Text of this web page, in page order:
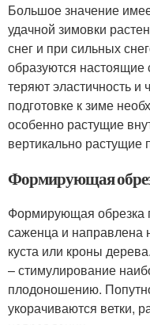
Большое значение
удачной зимовки
снег и при сильных
образуются настоящие
теряют эластичность
подготовке к зиме
особенно растущие
вертикально растущие
Формирующая
Формирующая обрезка
саженца и
куста или кроны
– стимулирование
плодоношению.
укорачиваются ветки,